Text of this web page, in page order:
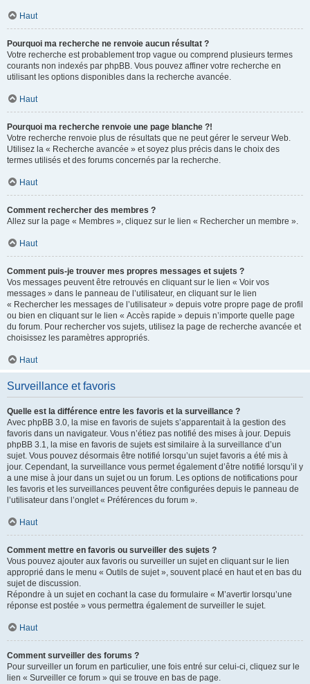
Haut
Pourquoi ma recherche ne renvoie aucun résultat ?
Votre recherche est probablement trop vague ou comprend plusieurs termes
courants non indexés par phpBB. Vous pouvez affiner votre recherche en
utilisant les options disponibles dans la recherche avancée.
Haut
Pourquoi ma recherche renvoie une page blanche ?!
Votre recherche renvoie plus de résultats que ne peut gérer le serveur Web.
Utilisez la « Recherche avancée » et soyez plus précis dans le choix des
termes utilisés et des forums concernés par la recherche.
Haut
Comment rechercher des membres ?
Allez sur la page « Membres », cliquez sur le lien « Rechercher un membre ».
Haut
Comment puis-je trouver mes propres messages et sujets ?
Vos messages peuvent être retrouvés en cliquant sur le lien « Voir vos
messages » dans le panneau de l’utilisateur, en cliquant sur le lien
« Rechercher les messages de l’utilisateur » depuis votre propre page de profil
ou bien en cliquant sur le lien « Accès rapide » depuis n’importe quelle page
du forum. Pour rechercher vos sujets, utilisez la page de recherche avancée et
choisissez les paramètres appropriés.
Haut
Surveillance et favoris
Quelle est la différence entre les favoris et la surveillance ?
Avec phpBB 3.0, la mise en favoris de sujets s’apparentait à la gestion des
favoris dans un navigateur. Vous n’étiez pas notifié des mises à jour. Depuis
phpBB 3.1, la mise en favoris de sujets est similaire à la surveillance d’un
sujet. Vous pouvez désormais être notifié lorsqu’un sujet favoris a été mis à
jour. Cependant, la surveillance vous permet également d’être notifié lorsqu’il y
a une mise à jour dans un sujet ou un forum. Les options de notifications pour
les favoris et les surveillances peuvent être configurées depuis le panneau de
l’utilisateur dans l’onglet « Préférences du forum ».
Haut
Comment mettre en favoris ou surveiller des sujets ?
Vous pouvez ajouter aux favoris ou surveiller un sujet en cliquant sur le lien
approprié dans le menu « Outils de sujet », souvent placé en haut et en bas du
sujet de discussion.
Répondre à un sujet en cochant la case du formulaire « M’avertir lorsqu’une
réponse est postée » vous permettra également de surveiller le sujet.
Haut
Comment surveiller des forums ?
Pour surveiller un forum en particulier, une fois entré sur celui-ci, cliquez sur le
lien « Surveiller ce forum » qui se trouve en bas de page.